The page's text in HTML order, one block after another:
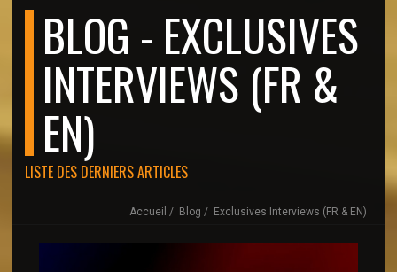
BLOG - EXCLUSIVES
INTERVIEWS (FR &
EN)
LISTE DES DERNIERS ARTICLES
Accueil Blog Exclusives Interviews (FR & EN)